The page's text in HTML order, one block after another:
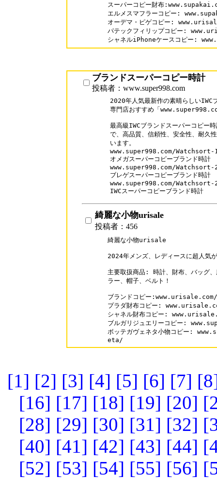
スーパーコピー財布
エルメスマフラーコピー:
オーデマ・ピゲコピー:
パテックフィリップコピー:
ブランドスーパーコピー時計
投稿者：www.super998.com
2020年人気最新作の素晴らしいIWC
専門店おすすめ「
最高級IWCブランドスーパーコピー
で、高品質、信頼性、安全性、耐久
います。
www.super998.com/
オメガスーパーコピーブランド時計
www.super998.com/
ブレゲスーパーコピーブランド時計
www.super998.com/
IWCスーパーコピーブランド時計
綺麗な小物urisale
投稿者：456
綺麗な小物urisale
2024年メンズ、レディースに超人気
主要取扱商品: 時計、財布、バッグ
ラー、帽子、ベルト！
ブランドコピー:www.urisale.com/
プラダ財布コピー:
シャネル財布コピー:
ブルガリジュエリーコピー:
ボッテガヴェネタ小物コピー:
eta/
[1] [2] [3] [4] [5] [6] [7]
[16] [17] [18] [19] [20]
[28] [29] [30] [31] [32]
[40] [41] [42] [43] [44]
[52] [53] [54] [55] [56]